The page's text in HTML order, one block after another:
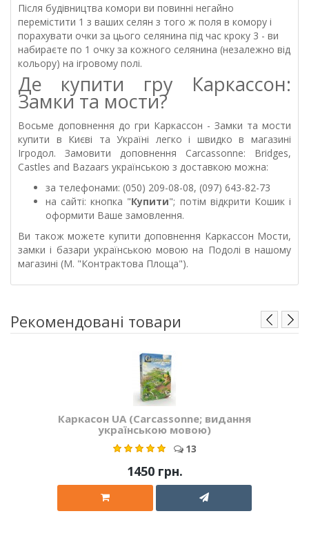
Після будівництва комори ви повинні негайно
перемістити 1 з ваших селян з того ж поля в комору і
порахувати очки за цього селянина під час кроку 3 - ви
набираєте по 1 очку за кожного селянина (незалежно від
кольору) на ігровому полі.
Де купити гру Каркассон:
Замки та мости?
Восьме доповнення до гри Каркассон - Замки та мости
купити в Києві та Україні легко і швидко в магазині
Ігродол. Замовити доповнення Carcassonne: Bridges,
Castles and Bazaars українською з доставкою можна:
за телефонами: (050) 209-08-08, (097) 643-82-73
на сайті: кнопка "Купити"; потім відкрити Кошик і
оформити Ваше замовлення.
Ви також можете купити доповнення Каркассон Мости,
замки і базари українською мовою на Подолі в нашому
магазині (М. "Контрактова Площа").
Рекомендовані товари
Каркасон UA (Carcassonne; видання
українською мовою)
13
1450 грн.